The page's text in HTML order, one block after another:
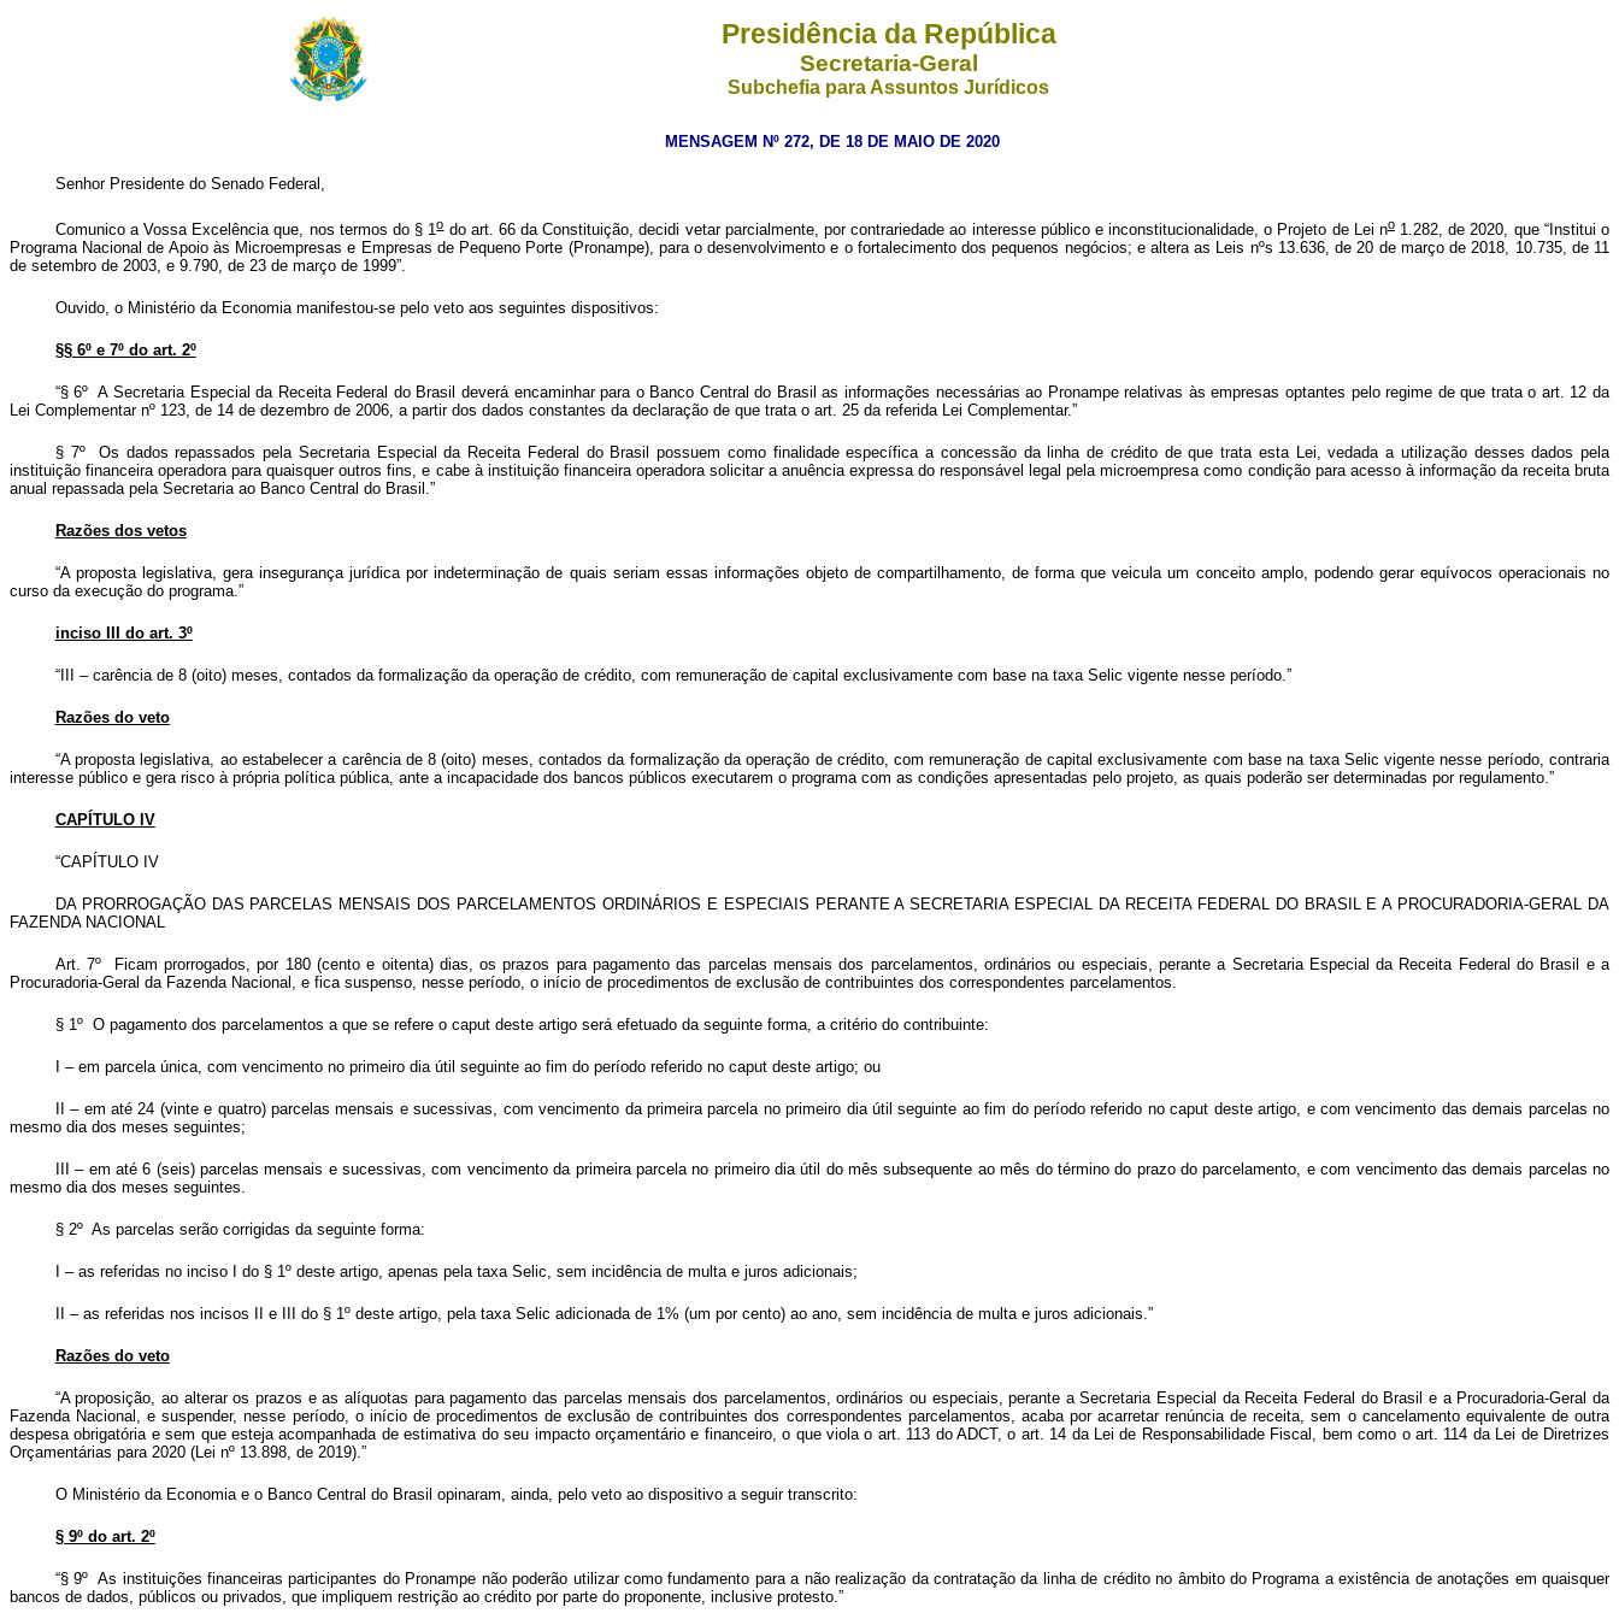
Presidência da República
Secretaria-Geral
Subchefia para Assuntos Jurídicos
MENSAGEM Nº 272, DE 18 DE MAIO DE 2020
Senhor Presidente do Senado Federal,
Comunico a Vossa Excelência que, nos termos do § 1odo art. 66 da Constituição, decidi vetar parcialmente, por contrariedade ao interesse público e inconstitucionalidade, o Projeto de Lei no1.282, de 2020, que “Institui o
Programa Nacional de Apoio às Microempresas e Empresas de Pequeno Porte (Pronampe), para o desenvolvimento e o fortalecimento dos pequenos negócios; e altera as Leis nºs 13.636, de 20 de março de 2018, 10.735, de 11
de setembro de 2003, e 9.790, de 23 de março de 1999”.
Ouvido, o Ministério da Economia manifestou-se pelo veto aos seguintes dispositivos:
§§ 6º e 7º do art. 2º
“§ 6º A Secretaria Especial da Receita Federal do Brasil deverá encaminhar para o Banco Central do Brasil as informações necessárias ao Pronampe relativas às empresas optantes pelo regime de que trata o art. 12 da
Lei Complementar nº 123, de 14 de dezembro de 2006, a partir dos dados constantes da declaração de que trata o art. 25 da referida Lei Complementar.”
§ 7º Os dados repassados pela Secretaria Especial da Receita Federal do Brasil possuem como finalidade específica a concessão da linha de crédito de que trata esta Lei, vedada a utilização desses dados pela
instituição financeira operadora para quaisquer outros fins, e cabe à instituição financeira operadora solicitar a anuência expressa do responsável legal pela microempresa como condição para acesso à informação da receita bruta
anual repassada pela Secretaria ao Banco Central do Brasil.”
Razões dos vetos
“A proposta legislativa, gera insegurança jurídica por indeterminação de quais seriam essas informações objeto de compartilhamento, de forma que veicula um conceito amplo, podendo gerar equívocos operacionais no
curso da execução do programa.”
inciso III do art. 3º
“III – carência de 8 (oito) meses, contados da formalização da operação de crédito, com remuneração de capital exclusivamente com base na taxa Selic vigente nesse período.”
Razões do veto
“A proposta legislativa, ao estabelecer a carência de 8 (oito) meses, contados da formalização da operação de crédito, com remuneração de capital exclusivamente com base na taxa Selic vigente nesse período, contraria
interesse público e gera risco à própria política pública, ante a incapacidade dos bancos públicos executarem o programa com as condições apresentadas pelo projeto, as quais poderão ser determinadas por regulamento.”
CAPÍTULO IV
“CAPÍTULO IV
DA PRORROGAÇÃO DAS PARCELAS MENSAIS DOS PARCELAMENTOS ORDINÁRIOS E ESPECIAIS PERANTE A SECRETARIA ESPECIAL DA RECEITA FEDERAL DO BRASIL E A PROCURADORIA-GERAL DA
FAZENDA NACIONAL
Art. 7º Ficam prorrogados, por 180 (cento e oitenta) dias, os prazos para pagamento das parcelas mensais dos parcelamentos, ordinários ou especiais, perante a Secretaria Especial da Receita Federal do Brasil e a
Procuradoria-Geral da Fazenda Nacional, e fica suspenso, nesse período, o início de procedimentos de exclusão de contribuintes dos correspondentes parcelamentos.
§ 1º O pagamento dos parcelamentos a que se refere o caputdeste artigo será efetuado da seguinte forma, a critério do contribuinte:
I – em parcela única, com vencimento no primeiro dia útil seguinte ao fim do período referido no caputdeste artigo; ou
II – em até 24 (vinte e quatro) parcelas mensais e sucessivas, com vencimento da primeira parcela no primeiro dia útil seguinte ao fim do período referido nocaput deste artigo, e com vencimento das demais parcelas no
mesmo dia dos meses seguintes;
III – em até 6 (seis) parcelas mensais e sucessivas, com vencimento da primeira parcela no primeiro dia útil do mês subsequente ao mês do término do prazo do parcelamento, e com vencimento das demais parcelas no
mesmo dia dos meses seguintes.
§ 2º As parcelas serão corrigidas da seguinte forma:
I – as referidas no inciso I do § 1º deste artigo, apenas pela taxa Selic, sem incidência de multa e juros adicionais;
II – as referidas nos incisos II e III do § 1º deste artigo, pela taxa Selic adicionada de 1% (um por cento) ao ano, sem incidência de multa e juros adicionais.”
Razões do veto
“A proposição, ao alterar os prazos e as alíquotas para pagamento das parcelas mensais dos parcelamentos, ordinários ou especiais, perante a Secretaria Especial da Receita Federal do Brasil e a Procuradoria-Geral da
Fazenda Nacional, e suspender, nesse período, o início de procedimentos de exclusão de contribuintes dos correspondentes parcelamentos, acaba por acarretar renúncia de receita, sem o cancelamento equivalente de outra
despesa obrigatória e sem que esteja acompanhada de estimativa do seu impacto orçamentário e financeiro, o que viola o art. 113 do ADCT, o art. 14 da Lei de Responsabilidade Fiscal, bem como o art. 114 da Lei de Diretrizes
Orçamentárias para 2020 (Lei nº 13.898, de 2019).”
O Ministério da Economia e o Banco Central do Brasil opinaram, ainda, pelo veto ao dispositivo a seguir transcrito:
§ 9º do art. 2º
“§ 9º As instituições financeiras participantes do Pronampe não poderão utilizar como fundamento para a não realização da contratação da linha de crédito no âmbito do Programa a existência de anotações em quaisquer
bancos de dados, públicos ou privados, que impliquem restrição ao crédito por parte do proponente, inclusive protesto.”